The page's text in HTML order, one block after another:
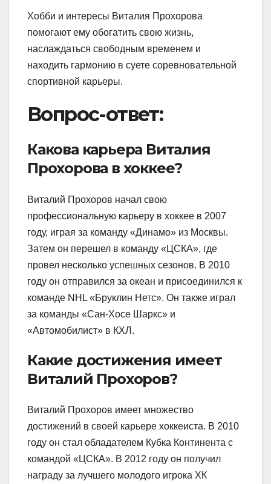
Хобби и интересы Виталия Прохорова
помогают ему обогатить свою жизнь,
наслаждаться свободным временем и
находить гармонию в суете соревновательной
спортивной карьеры.
Вопрос-ответ:
Какова карьера Виталия
Прохорова в хоккее?
Виталий Прохоров начал свою
профессиональную карьеру в хоккее в 2007
году, играя за команду «Динамо» из Москвы.
Затем он перешел в команду «ЦСКА», где
провел несколько успешных сезонов. В 2010
году он отправился за океан и присоединился к
команде NHL «Бруклин Нетс». Он также играл
за команды «Сан-Хосе Шаркс» и
«Автомобилист» в КХЛ.
Какие достижения имеет
Виталий Прохоров?
Виталий Прохоров имеет множество
достижений в своей карьере хоккеиста. В 2010
году он стал обладателем Кубка Континента с
командой «ЦСКА». В 2012 году он получил
награду за лучшего молодого игрока ХК